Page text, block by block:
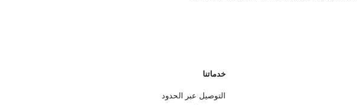
خدماتنا
التوصيل عبر الحدود